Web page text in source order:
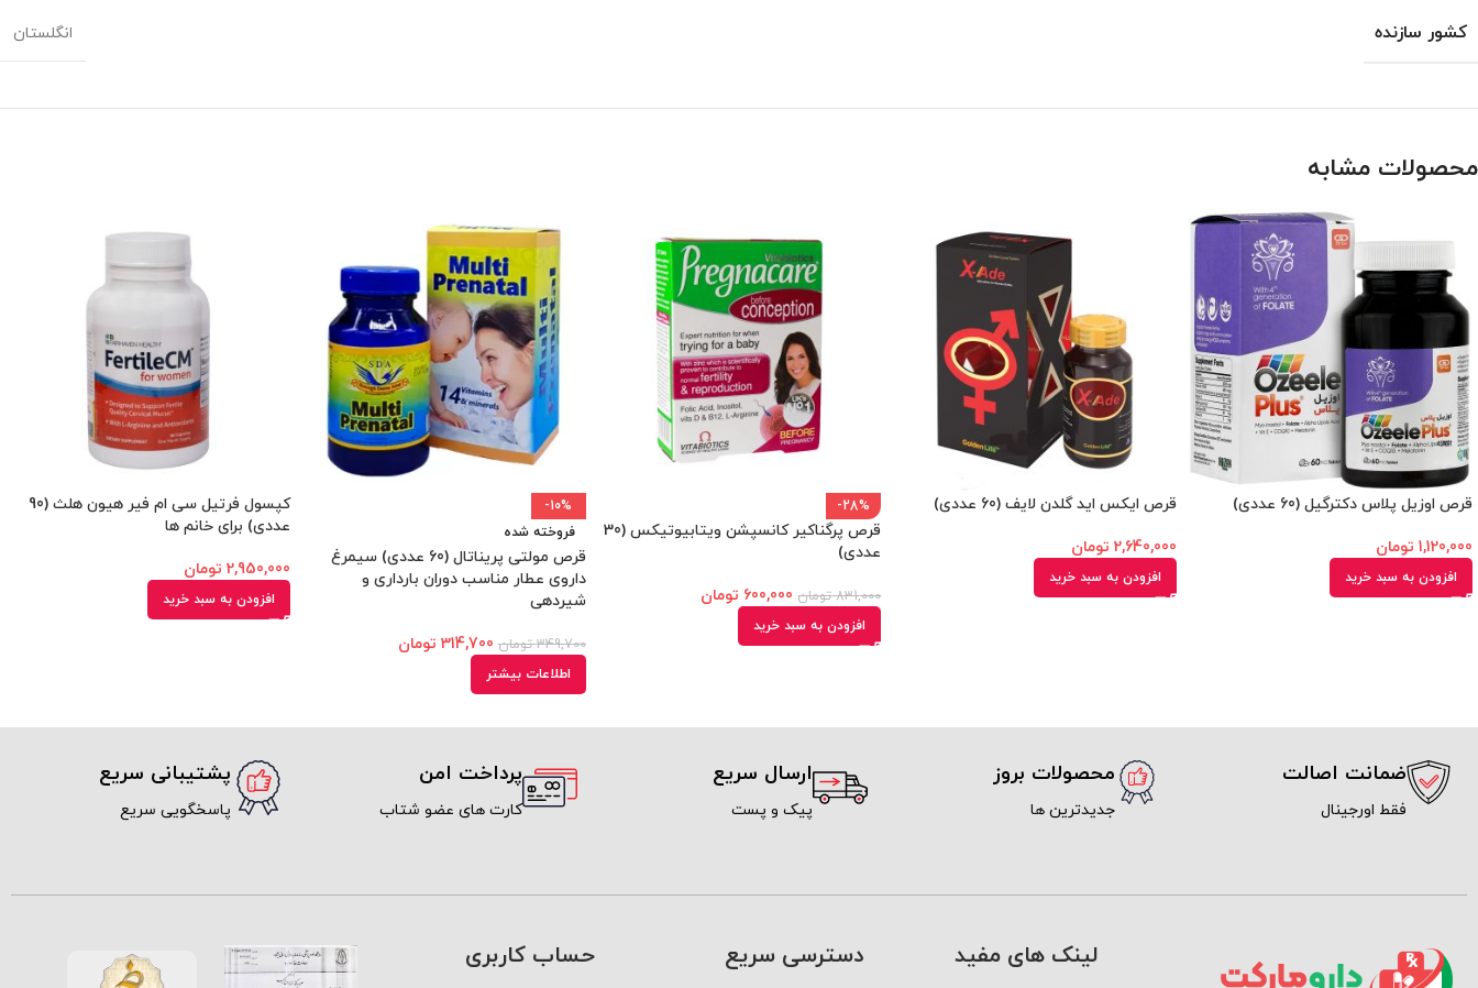
کشور سازنده انگلستان
محصولات مشابه
قرص اوزیل پلاس دکترگیل (60 عددی)
1,120,000 تومان
افزودن به سبد خرید
قرص ایکس اید گلدن لایف (60 عددی)
2,640,000 تومان
افزودن به سبد خرید
-28%
قرص پرگناکیر کانسپشن ویتابیوتیکس (30
عددی)
831,000 تومان 600,000 تومان
افزودن به سبد خرید
-10%
فروخته شده
قرص مولتی پریناتال (60 عددی) سیمرغ
داروی عطار مناسب دوران بارداری و
شیردهی
349,700 تومان 314,700 تومان
اطلاعات بیشتر
کپسول فرتیل سی ام فیر هیون هلث (90
عددی) برای خانم ها
2,950,000 تومان
افزودن به سبد خرید
ضمانت اصالت
فقط اورجینال
محصولات بروز
جدیدترین ها
ارسال سریع
پیک و پست
پرداخت امن
کارت های عضو شتاب
پشتیبانی سریع
پاسخگویی سریع
لینک های مفید دسترسی سریع حساب کاربری